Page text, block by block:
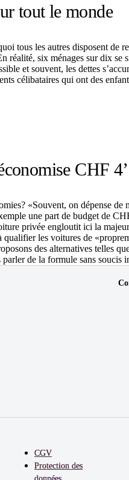
tout le monde
tous les autres disposent de
réalité, six ménages sur dix se
et souvent, les dettes
célibataires qui ont des
CHF
«Souvent, on dépense
une part de budget de
privée engloutit ici la
qualifier les voitures de
des alternatives
de la formule sans soucis
CGV
Protection des